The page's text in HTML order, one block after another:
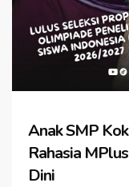
Anak SMP
Rahasia
Dini